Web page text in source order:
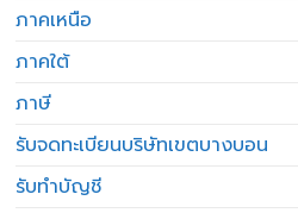
ภาคเหนือ
ภาคใต้
ภาษี
รับจดทะเบียนบริษัทเขตบางบอน
รับทำบัญชี